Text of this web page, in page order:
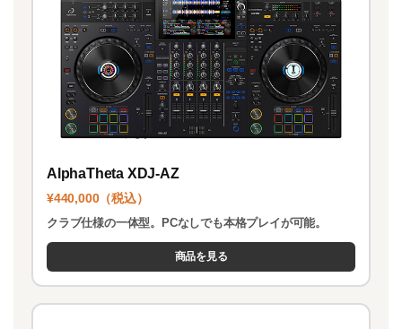
AlphaTheta XDJ-AZ
¥440,000（税込）
クラブ仕様の一体型。PCなしでも本格プレイが可能。
商品を見る